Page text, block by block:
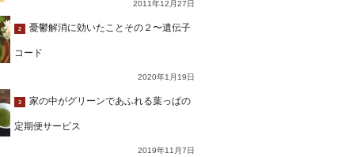
2011年12月27日
2 憂鬱解消に効いたことその２〜遺伝子
コード
2020年1月19日
3 家の中がグリーンであふれる葉っぱの
定期便サービス
2019年11月7日